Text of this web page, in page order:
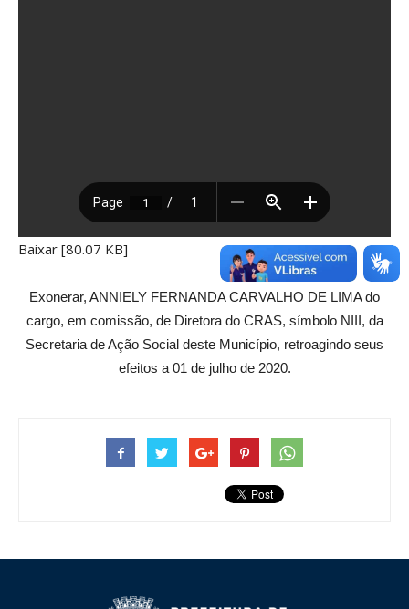
Baixar [80.07 KB]
Exonerar, ANNIELY FERNANDA CARVALHO DE LIMA do
cargo, em comissão, de Diretora do CRAS, símbolo NIII, da
Secretaria de Ação Social deste Município, retroagindo seus
efeitos a 01 de julho de 2020.